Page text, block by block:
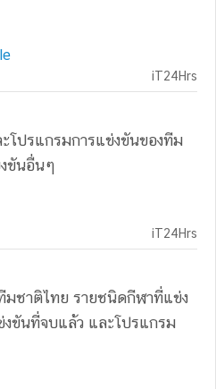
iT24Hrs
โปรแกรมการแข่งขันของทีม
ขันอื่นๆ
iT24Hrs
มชาติไทย รายชนิดกีฬาที่แข่ง
ขันที่จบแล้ว และโปรแกรม